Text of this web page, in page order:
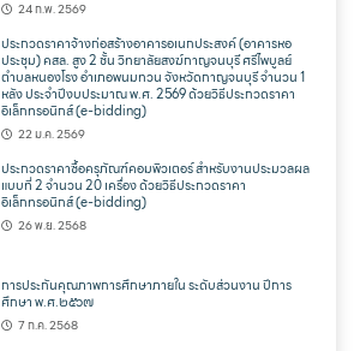
24 ก.พ. 2569
ประกวดราคาจ้างก่อสร้างอาคารอเนกประสงค์ (อาคารหอ
ประชุม) คสล. สูง 2 ชั้น วิทยาลัยสงฆ์กาญจนบุรี ศรีไพบูลย์
ตำบลหนองโรง อำเภอพนมทวน จังหวัดกาญจนบุรี จำนวน 1
หลัง ประจำปีงบประมาณ พ.ศ. 2569 ด้วยวิธีประกวดราคา
อิเล็กทรอนิกส์ (e-bidding)
22 ม.ค. 2569
ประกวดราคาซื้อครุภัณฑ์คอมพิวเตอร์ สำหรับงานประมวลผล
แบบที่ 2 จำนวน 20 เครื่อง ด้วยวิธีประกวดราคา
อิเล็กทรอนิกส์ (e-bidding)
26 พ.ย. 2568
การประกันคุณภาพการศึกษาภายใน ระดับส่วนงาน ปีการ
ศึกษา พ.ศ.๒๕๖๗
7 ก.ค. 2568